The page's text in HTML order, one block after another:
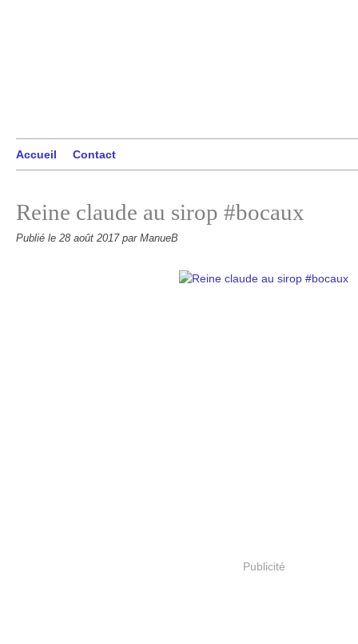
Accueil Contact
Reine claude au sirop #bocaux
Publié le 28 août 2017 par ManueB
Publicité